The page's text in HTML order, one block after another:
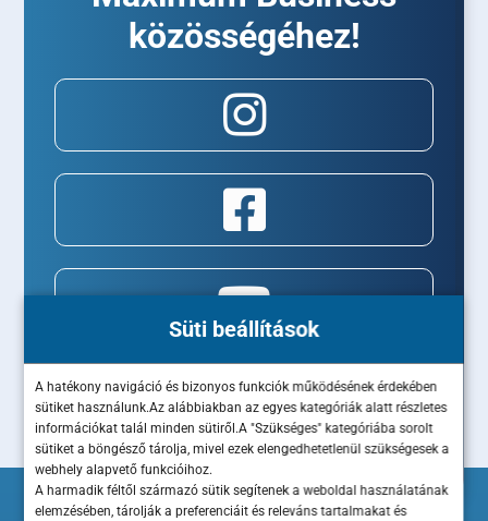
Süti beállítások
A hatékony navigáció és bizonyos funkciók működésének érdekében
sütiket használunk.Az alábbiakban az egyes kategóriák alatt részletes
információkat talál minden sütiről.A "Szükséges" kategóriába sorolt
sütiket a böngésző tárolja, mivel ezek elengedhetetlenül szükségesek a
webhely alapvető funkcióihoz.
A harmadik féltől származó sütik segítenek a weboldal használatának
elemzésében, tárolják a preferenciáit és releváns tartalmakat és
közösségéhez!